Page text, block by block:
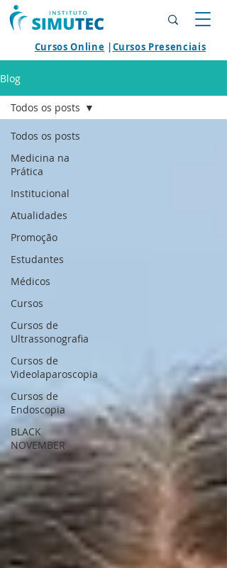
Cursos Online |Cursos Presenciais
Blog
Todos os posts
Medicina na
Prática
Institucional
Atualidades
Promoção
Estudantes
Médicos
Cursos
Cursos de
Ultrassonografia
Cursos de
Videolaparoscopia
Cursos de
Endoscopia
BLACK
NOVEMBER
Todos os posts